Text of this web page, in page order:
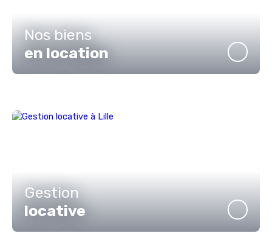
Nos biens
en location
Gestion
locative